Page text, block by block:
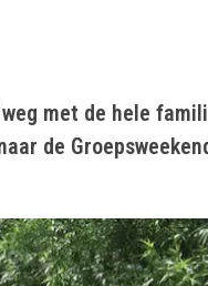
met de hele
de